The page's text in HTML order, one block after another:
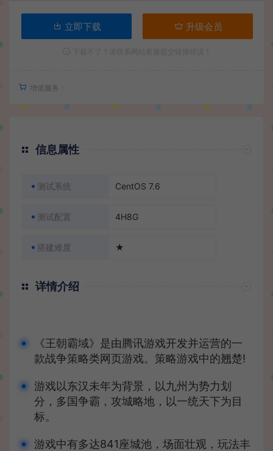
立即下载 升级会员
增值服务：
信息属性
测试系统 CentOS 7.6
测试配置 4H8G
搭建难度 ★
详情介绍
《王朝霸域》是由腾讯游戏开发并运营的一
款战争策略类网页游戏。策略游戏中的翘楚!
游戏以东汉未年为背景，以九州为势力划
分，多国争霸，攻城略地，以一统天下为目
标。
游戏中有多达841座城池，场面壮观，玩法丰